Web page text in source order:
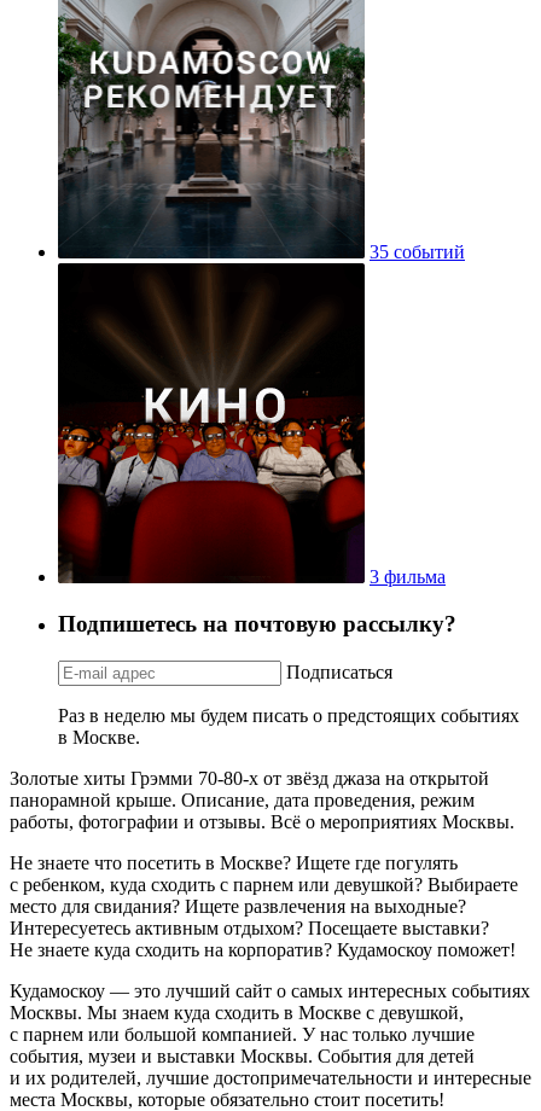
35 событий
3 фильма
Подпишетесь на почтовую рассылку?
Подписаться
Раз в неделю мы будем писать о предстоящих событиях
в Москве.
Золотые хиты Грэмми 70-80-х от звёзд джаза на открытой
панорамной крыше. Описание, дата проведения, режим
работы, фотографии и отзывы. Всё о мероприятиях Москвы.
Не знаете что посетить в Москве? Ищете где погулять
с ребенком, куда сходить с парнем или девушкой? Выбираете
место для свидания? Ищете развлечения на выходные?
Интересуетесь активным отдыхом? Посещаете выставки?
Не знаете куда сходить на корпоратив? Кудамоскоу поможет!
Кудамоскоу — это лучший сайт о самых интересных событиях
Москвы. Мы знаем куда сходить в Москве с девушкой,
с парнем или большой компанией. У нас только лучшие
события, музеи и выставки Москвы. События для детей
и их родителей, лучшие достопримечательности и интересные
места Москвы, которые обязательно стоит посетить!